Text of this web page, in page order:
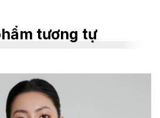
tương tự